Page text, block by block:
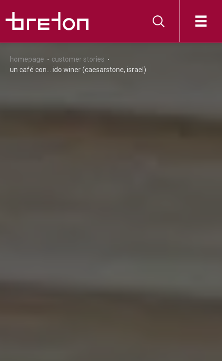
homepage
customer stories
un café con... ido winer (caesarstone, israel)